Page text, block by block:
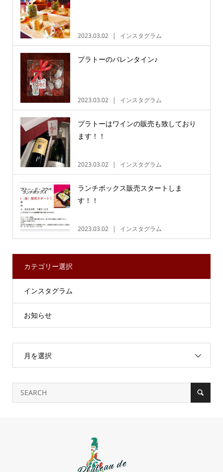
2023.03.02 インスタグラム
プラトーのバレンタイン♪
2023.03.02 インスタグラム
プラトーはワインの販売も致しており
ます！！
2023.03.02 インスタグラム
ランチボックス販売スタートしま
す！！
2023.03.02 インスタグラム
カテゴリー選択
インスタグラム
お知らせ
月を選択